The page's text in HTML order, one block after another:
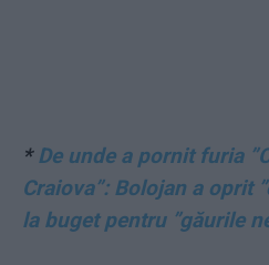
*De unde a pornit furia
Craiova”: Bolojan a oprit
la buget pentru ”găurile